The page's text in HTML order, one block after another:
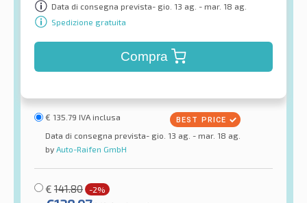
Data di consegna prevista- gio. 13 ag. - mar. 18 ag.
Spedizione gratuita
Compra
€ 135.79 IVA inclusa
Data di consegna prevista- gio. 13 ag. - mar. 18 ag.
by Auto-Raifen GmbH
€ 141.80 -2%